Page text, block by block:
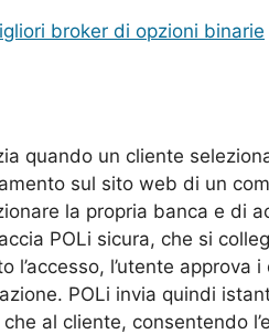
broker di opzioni binarie
quando un cliente
sul sito web di un
la propria banca e di
POLi sicura, che si
l’accesso, l’utente approva
POLi invia quindi
al cliente, consentendo